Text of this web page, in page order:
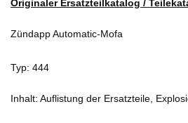
Originaler Ersatzteilkatalog /
Zündapp Automatic-Mofa
Typ: 444
Inhalt: Auflistung der Ersatzteile,